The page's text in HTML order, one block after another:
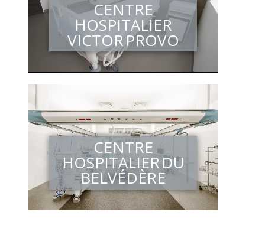
CENTRE
HOSPITALIER
VICTOR PROVO
CENTRE
HOSPITALIER DU
BELVÉDÈRE